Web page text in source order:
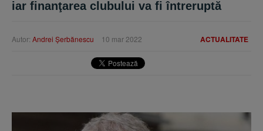
iar finanţarea clubului va fi întreruptă
ACTUALITATE
Autor: Andrei Şerbănescu 10 mar 2022